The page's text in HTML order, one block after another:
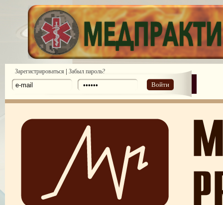
Зарегистрироваться | Забыл пароль?
Войти